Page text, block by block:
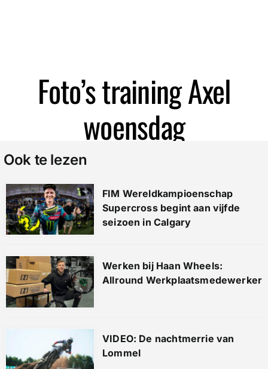
Foto’s training Axel
woensdag
Ook te lezen
FIM Wereldkampioenschap
Supercross begint aan vijfde
seizoen in Calgary
Werken bij Haan Wheels:
Allround Werkplaatsmedewerker
VIDEO: De nachtmerrie van
Lommel